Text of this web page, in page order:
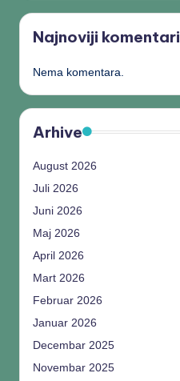
Najnoviji komentari
Nema komentara.
Arhive
August 2026
Juli 2026
Juni 2026
Maj 2026
April 2026
Mart 2026
Februar 2026
Januar 2026
Decembar 2025
Novembar 2025